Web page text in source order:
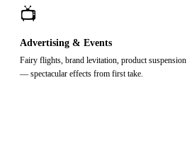
📺
Advertising & Events
Fairy flights, brand levitation, product suspension
— spectacular effects from first take.